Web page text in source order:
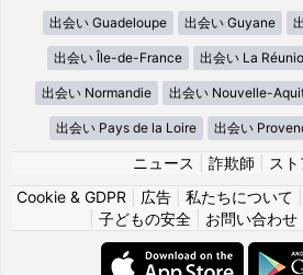
出会い Guadeloupe 出会い Guyane
出会い Île-de-France 出会い La
出会い Normandie 出会い Nouvelle-
出会い Pays de la Loire 出会い
ニュース 詐欺師 スト
Cookie & GDPR
広告 私たちについて
子どもの安全| お問い合わせ|